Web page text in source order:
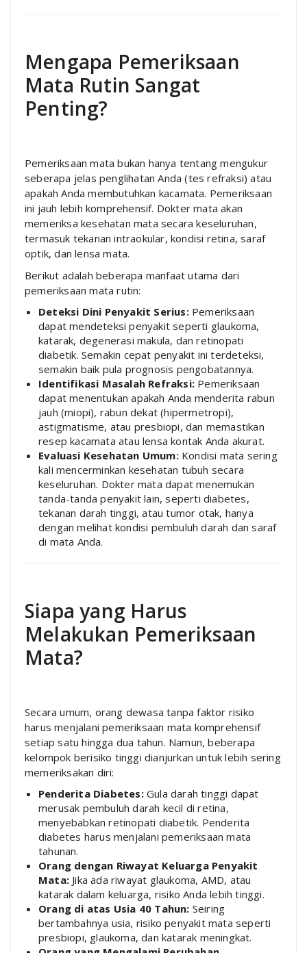
Mengapa Pemeriksaan
Mata Rutin Sangat
Penting?
Pemeriksaan mata bukan hanya tentang mengukur
seberapa jelas penglihatan Anda (tes refraksi) atau
apakah Anda membutuhkan kacamata. Pemeriksaan
ini jauh lebih komprehensif. Dokter mata akan
memeriksa kesehatan mata secara keseluruhan,
termasuk tekanan intraokular, kondisi retina, saraf
optik, dan lensa mata.
Berikut adalah beberapa manfaat utama dari
pemeriksaan mata rutin:
Deteksi Dini Penyakit Serius:Pemeriksaan
dapat mendeteksi penyakit seperti glaukoma,
katarak, degenerasi makula, dan retinopati
diabetik. Semakin cepat penyakit ini terdeteksi,
semakin baik pula prognosis pengobatannya.
Identifikasi Masalah Refraksi: Pemeriksaan
dapat menentukan apakah Anda menderita rabun
jauh (miopi), rabun dekat (hipermetropi),
astigmatisme, atau presbiopi, dan memastikan
resep kacamata atau lensa kontak Anda akurat.
Evaluasi Kesehatan Umum:Kondisi mata sering
kali mencerminkan kesehatan tubuh secara
keseluruhan. Dokter mata dapat menemukan
tanda-tanda penyakit lain, seperti diabetes,
tekanan darah tinggi, atau tumor otak, hanya
dengan melihat kondisi pembuluh darah dan saraf
di mata Anda.
Siapa yang Harus
Melakukan Pemeriksaan
Mata?
Secara umum, orang dewasa tanpa faktor risiko
harus menjalani pemeriksaan mata komprehensif
setiap satu hingga dua tahun. Namun, beberapa
kelompok berisiko tinggi dianjurkan untuk lebih sering
memeriksakan diri:
Penderita Diabetes:Gula darah tinggi dapat
merusak pembuluh darah kecil di retina,
menyebabkan retinopati diabetik. Penderita
diabetes harus menjalani pemeriksaan mata
tahunan.
Orang dengan Riwayat Keluarga Penyakit
Mata: Jika ada riwayat glaukoma, AMD, atau
katarak dalam keluarga, risiko Anda lebih tinggi.
Orang di atas Usia 40 Tahun: Seiring
bertambahnya usia, risiko penyakit mata seperti
presbiopi, glaukoma, dan katarak meningkat.